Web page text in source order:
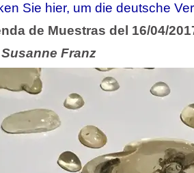
Sie hier, um die deutsche
de Muestras del 16/04/
Franz